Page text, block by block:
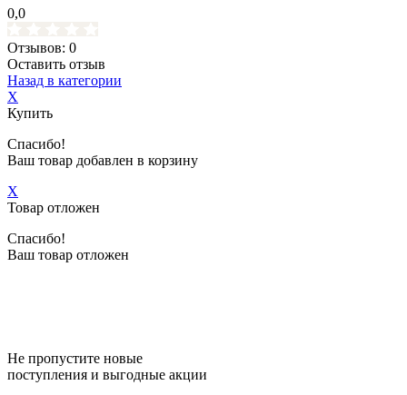
0,0
Отзывов: 0
Оставить отзыв
Назад в категории
X
Купить
Спасибо!
Ваш товар добавлен в корзину
X
Товар отложен
Спасибо!
Ваш товар отложен
Не пропустите новые
поступления и выгодные акции